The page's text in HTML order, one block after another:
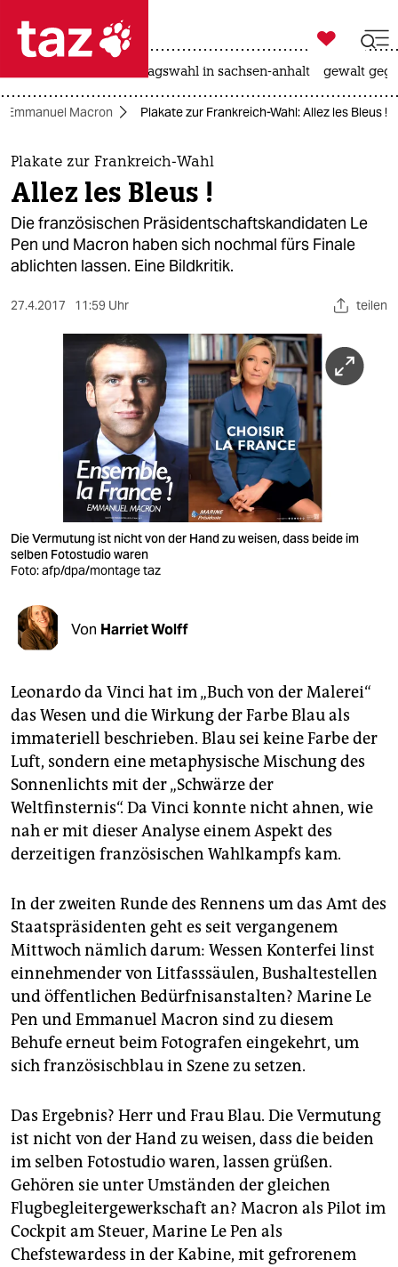
 taz zahl ich
taz zahl ich
themen
politik
öko
wahrheit
verlag
shop
unterstützen
abo
genossenschaft
epaper login

taz zahl ich
landtagswahl in sachsen-anhalt gewalt
Emmanuel Macron Plakate zur Frankreich-Wahl: Allez les Bleus !
Plakate zur Frankreich-Wahl
Allez les Bleus !
Die französischen Präsidentschaftskandidaten Le
Pen und Macron haben sich nochmal fürs Finale
ablichten lassen. Eine Bildkritik.
27.4.2017 11:59 Uhr teilen
Die Vermutung ist nicht von der Hand zu weisen, dass beide im
selben Fotostudio waren
Foto: afp/dpa/montage taz
Von Harriet Wolff
Leonardo da Vinci hat im „Buch von der Malerei“
das Wesen und die Wirkung der Farbe Blau als
immateriell beschrieben. Blau sei keine Farbe der
Luft, sondern eine metaphysische Mischung des
Sonnenlichts mit der „Schwärze der
Weltfinsternis“. Da Vinci konnte nicht ahnen, wie
nah er mit dieser Analyse einem Aspekt des
derzeitigen französischen Wahlkampfs kam.
In der zweiten Runde des Rennens um das Amt des
Staatspräsidenten geht es seit vergangenem
Mittwoch nämlich darum: Wessen Konterfei linst
einnehmender von Litfasssäulen, Bushaltestellen
und öffentlichen Bedürfnisanstalten? Marine Le
Pen und Emmanuel Macron sind zu diesem
Behufe erneut beim Fotografen eingekehrt, um
sich französischblau in Szene zu setzen.
Das Ergebnis? Herr und Frau Blau. Die Vermutung
ist nicht von der Hand zu weisen, dass die beiden
im selben Fotostudio waren, lassen grüßen.
Gehören sie unter Umständen der gleichen
Flugbegleitergewerkschaft an? Macron als Pilot im
Cockpit am Steuer, Marine Le Pen als
Chefstewardess in der Kabine, mit gefrorenem